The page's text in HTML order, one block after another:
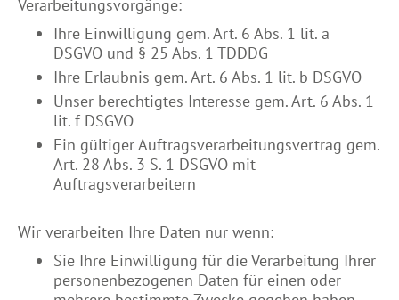
Verarbeitungsvorgänge:
Ihre Einwilligung gem. Art. 6 Abs. 1 lit. a
DSGVO und § 25 Abs. 1 TDDDG
Ihre Erlaubnis gem. Art. 6 Abs. 1 lit. b DSGVO
Unser berechtigtes Interesse gem. Art. 6 Abs. 1
lit. f DSGVO
Ein gültiger Auftragsverarbeitungsvertrag gem.
Art. 28 Abs. 3 S. 1 DSGVO mit
Auftragsverarbeitern
Wir verarbeiten Ihre Daten nur wenn:
Sie Ihre Einwilligung für die Verarbeitung Ihrer
personenbezogenen Daten für einen oder